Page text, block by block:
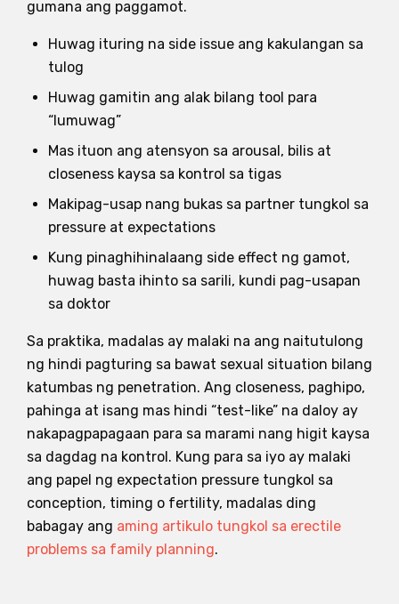
gumana ang paggamot.
Huwag ituring na side issue ang kakulangan sa
tulog
Huwag gamitin ang alak bilang tool para
“lumuwag”
Mas ituon ang atensyon sa arousal, bilis at
closeness kaysa sa kontrol sa tigas
Makipag-usap nang bukas sa partner tungkol sa
pressure at expectations
Kung pinaghihinalaang side effect ng gamot,
huwag basta ihinto sa sarili, kundi pag-usapan
sa doktor
Sa praktika, madalas ay malaki na ang naitutulong
ng hindi pagturing sa bawat sexual situation bilang
katumbas ng penetration. Ang closeness, paghipo,
pahinga at isang mas hindi “test-like” na daloy ay
nakapagpapagaan para sa marami nang higit kaysa
sa dagdag na kontrol. Kung para sa iyo ay malaki
ang papel ng expectation pressure tungkol sa
conception, timing o fertility, madalas ding
babagay ang aming artikulo tungkol sa erectile
problems sa family planning.